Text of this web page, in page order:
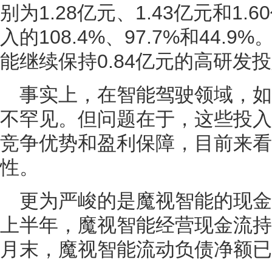
别为1.28亿元、1.43亿元和
入的108.4%、97.7%和44.9%
能继续保持0.84亿元的高研发
事实上，在智能驾驶领域，
不罕见。但问题在于，这些投
竞争优势和盈利保障，目前来
性。
更为严峻的是魔视智能的现
上半年，魔视智能经营现金流
月末，魔视智能流动负债净额